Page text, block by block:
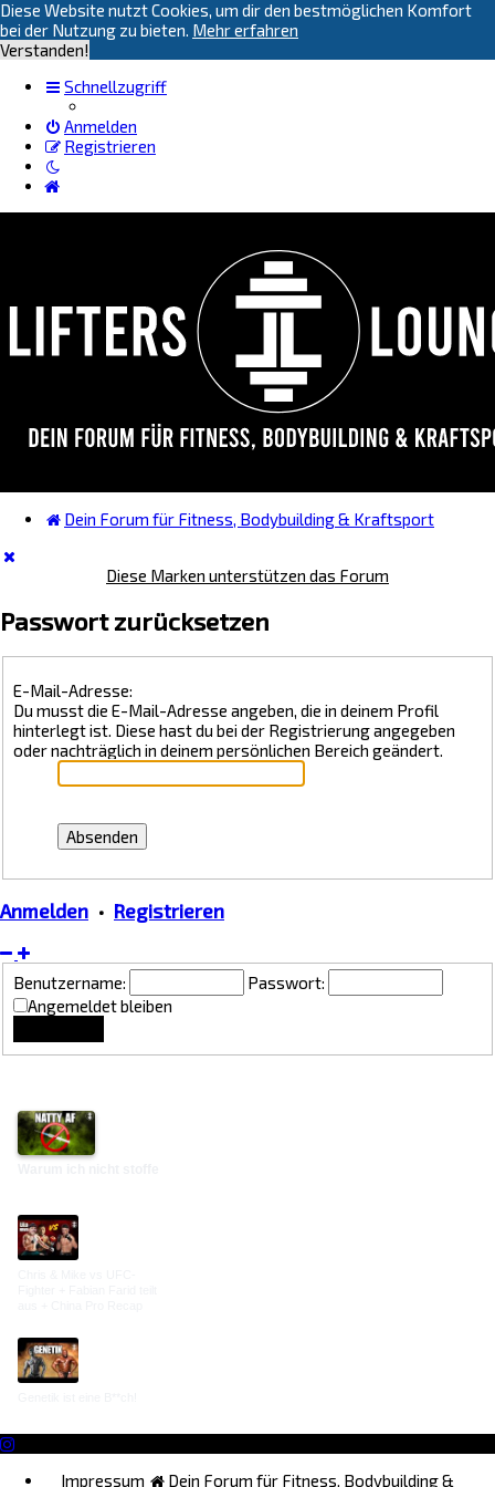
Diese Website nutzt Cookies, um dir den bestmöglichen Komfort
bei der Nutzung zu bieten. Mehr erfahren
Verstanden!
Schnellzugriff
Anmelden
Registrieren
Dein Forum für Fitness, Bodybuilding & Kraftsport
Diese Marken unterstützen das Forum
Passwort zurücksetzen
E-Mail-Adresse:
Du musst die E-Mail-Adresse angeben, die in deinem Profil
hinterlegt ist. Diese hast du bei der Registrierung angegeben
oder nachträglich in deinem persönlichen Bereich geändert.
Anmelden • Registrieren
Benutzername:
Passwort:
Angemeldet bleiben
Impressum Dein Forum für Fitness, Bodybuilding &